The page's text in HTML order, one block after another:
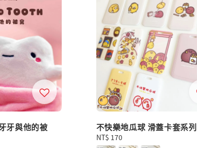
牙與他的被
不快樂地瓜球 滑蓋卡套系列
Regular
NT$ 170